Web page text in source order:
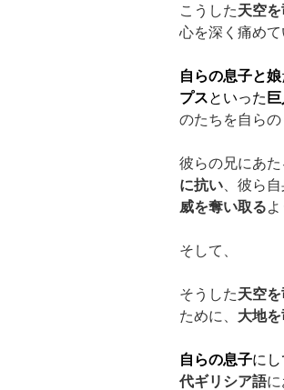
こうした天空
心を深く痛めて
自らの息子と娘
プスといった
のたちを自らの
彼らの兄にあた
に抗い 、彼ら
威を奪い取る
そして、
そうした天空
ために、 大地
自らの息子にし
代ギリシア語に